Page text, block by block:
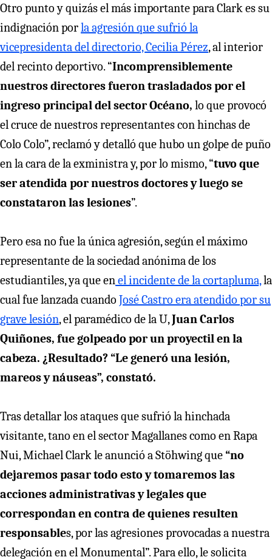
Otro punto y quizás el más importante para Clark es su
indignación porla agresión que sufrió la
vicepresidenta del directorio, Cecilia Pérez, al interior
del recinto deportivo. “Incomprensiblemente
nuestros directores fueron trasladados por el
ingreso principal del sector Océano, lo que provocó
el cruce de nuestros representantes con hinchas de
Colo Colo”, reclamó y detalló que hubo un golpe de puño
en la cara de la exministra y, por lo mismo, “tuvo que
ser atendida por nuestros doctores y luego se
constataron las lesiones”.
Pero esa no fue la única agresión, según el máximo
representante de la sociedad anónima de los
estudiantiles, ya que enel incidente de la cortapluma,la
cual fue lanzada cuando José Castro era atendido por su
grave lesión, el paramédico de la U,Juan Carlos
Quiñones, fue golpeado por un proyectil en la
cabeza. ¿Resultado? “Le generó una lesión,
mareos y náuseas”, constató.
Tras detallar los ataques que sufrió la hinchada
visitante, tano en el sector Magallanes como en Rapa
Nui, Michael Clark le anunció a Stöhwing que“no
dejaremos pasar todo esto y tomaremos las
acciones administrativas y legales que
correspondan en contra de quienes resulten
responsables, por las agresiones provocadas a nuestra
delegación en el Monumental”. Para ello, le solicita